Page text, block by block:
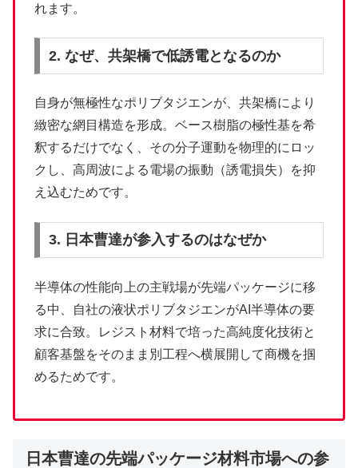
れます。
2. なぜ、共架橋で低誘電となるのか
自身が無極性なポリブタジエンが、共架橋により
緻密な網目構造を形成。ベース樹脂の極性基を希
釈するだけでなく、その分子運動を物理的にロッ
クし、高周波による電場の振動（誘電損失）を抑
え込むためです。
3. 日本曹達が参入するのはなぜか
半導体の性能向上の主戦場が先端パッケージに移
る中、自社の液状ポリブタジエンがAI半導体の要
求に合致。レジスト材料で培った高純度化技術と
顧客基盤をそのまま別工程へ横展開して商機を掴
めるためです。
日本曹達の先端パッケージ材料市場への参